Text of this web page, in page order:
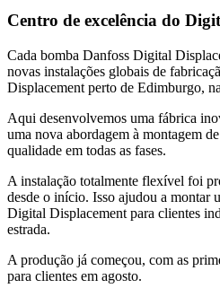
Centro de excelência do
Cada bomba Danfoss Digital
novas instalações globais de
Displacement perto de Edimburgo,
Aqui desenvolvemos uma fábrica
uma nova abordagem à montagem
qualidade em todas as fases.
A instalação totalmente flexível foi
desde o início. Isso ajudou a montar
Digital Displacement para clientes
estrada.
A produção já começou, com as
para clientes em agosto.